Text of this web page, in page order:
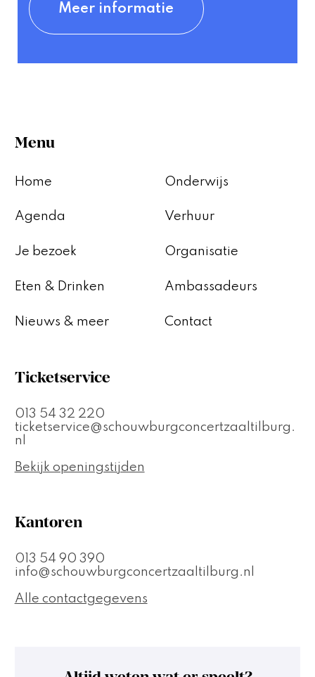
Meer informatie
Menu
Home
Agenda
Je bezoek
Eten & Drinken
Nieuws & meer
Onderwijs
Verhuur
Organisatie
Ambassadeurs
Contact
Ticketservice
013 54 32 220
ticketservice@schouwburgconcertzaaltilburg.
nl
Bekijk openingstijden
Kantoren
013 54 90 390
info@schouwburgconcertzaaltilburg.nl
Alle contactgegevens